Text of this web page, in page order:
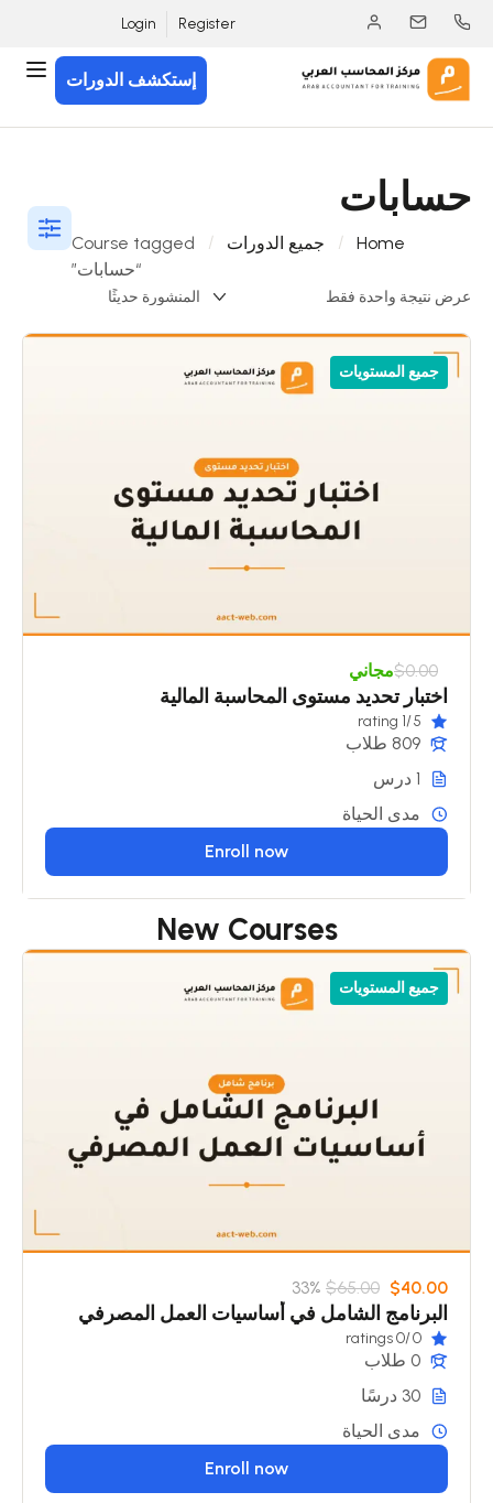
Register
Login
إستكشف الدورات
حسابات
Home جميع الدورات
Course tagged
“حسابات”
عرض نتيجة واحدة فقط
جميع المستويات
$0.00مجاني
اختبار تحديد مستوى المحاسبة المالية
5
/1 rating
809 طلاب
1 درس
مدى الحياة
Enroll now
New Courses
جميع المستويات
$65.00 $40.00
33%
البرنامج الشامل في أساسيات العمل المصرفي
0
/0 ratings
0 طلاب
30 درسًا
مدى الحياة
Enroll now